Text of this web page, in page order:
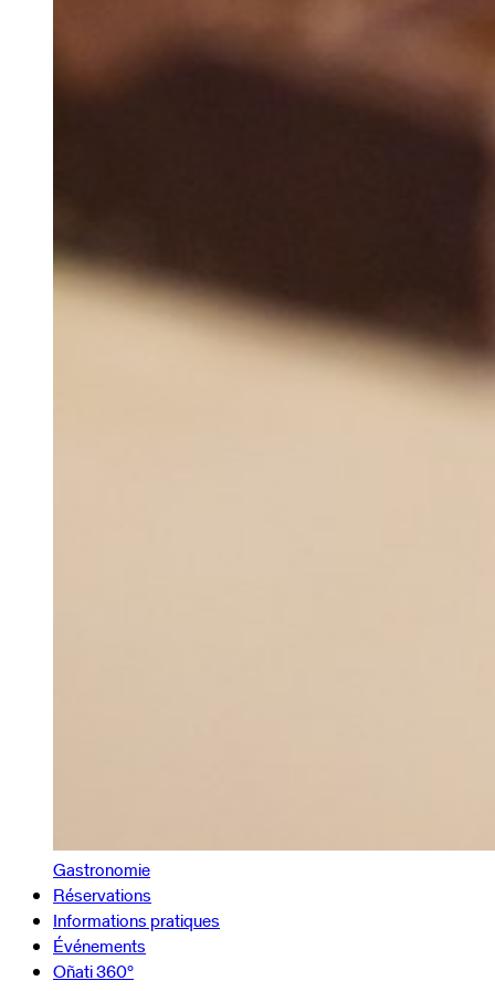
Gastronomie
Réservations
Informations pratiques
Événements
Oñati 360º